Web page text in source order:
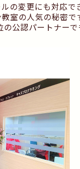
の変更にも対応
室の人気の秘密で
公認パートナーで